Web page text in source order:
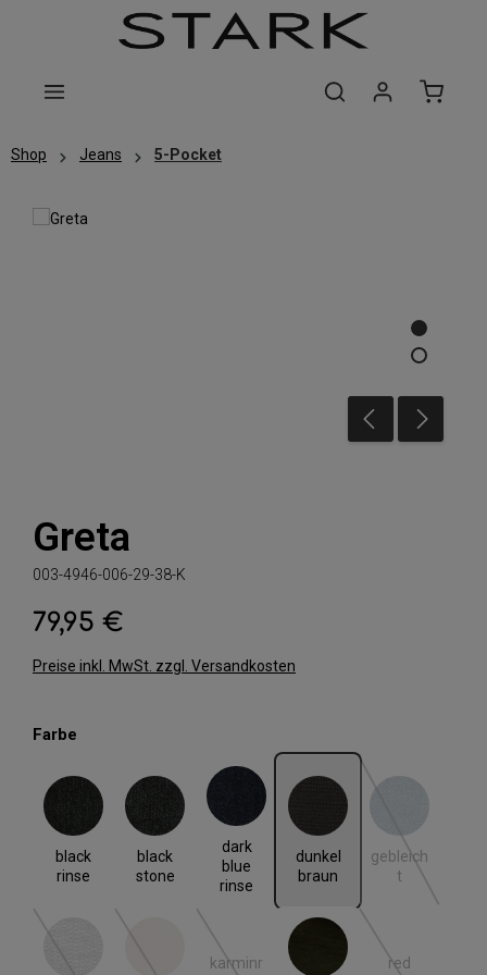
Zum Hauptinhalt springen
Shop Jeans 5-Pocket
Greta
003-4946-006-29-38-K
Regulärer Preis:
79,95 €
Preise inkl. MwSt. zzgl. Versandkosten
Farbe
black
rinse
black rinse
black
stone
black stone
dark
blue
rinse
dark blue rinse
dunkel
braun
dunkel braun
gebleich
t
gebleicht
(Diese
grey denim hell beige
karminr
khaki
red